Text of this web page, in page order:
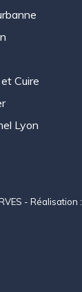
Cuire
Lyon
- Réalisation :